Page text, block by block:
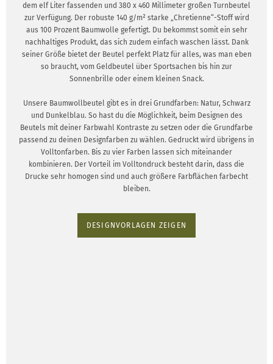
dem elf Liter fassenden und 380 x 460 Millimeter großen Turnbeutel
zur Verfügung. Der robuste 140 g/m² starke „Chretienne“-Stoff wird
aus 100 Prozent Baumwolle gefertigt. Du bekommst somit ein sehr
nachhaltiges Produkt, das sich zudem einfach waschen lässt. Dank
seiner Größe bietet der Beutel perfekt Platz für alles, was man eben
so braucht, vom Geldbeutel über Sportsachen bis hin zur
Sonnenbrille oder einem kleinen Snack.
Unsere Baumwollbeutel gibt es in drei Grundfarben: Natur, Schwarz
und Dunkelblau. So hast du die Möglichkeit, beim Designen des
Beutels mit deiner Farbwahl Kontraste zu setzen oder die Grundfarbe
passend zu deinen Designfarben zu wählen. Gedruckt wird übrigens in
Volltonfarben. Bis zu vier Farben lassen sich miteinander
kombinieren. Der Vorteil im Volltondruck besteht darin, dass die
Drucke sehr homogen sind und auch größere Farbflächen farbecht
bleiben.
DESIGNVORLAGEN ZEIGEN